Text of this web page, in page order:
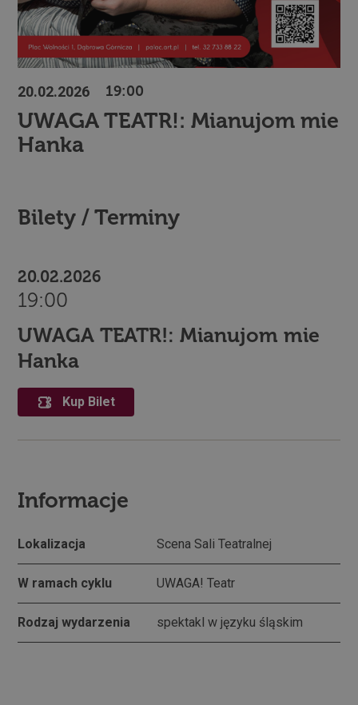
20.02.2026 19:00
UWAGA TEATR!: Mianujom mie
Hanka
Bilety / Terminy
20.02.2026
19:00
UWAGA TEATR!: Mianujom mie
Hanka
Kup Bilet
Informacje
Lokalizacja Scena Sali Teatralnej
W ramach cyklu UWAGA! Teatr
Rodzaj wydarzenia spektakl w języku śląskim